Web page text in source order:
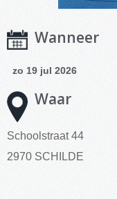
Wanneer
zo 19 jul 2026
Waar
Schoolstraat 44
2970 SCHILDE